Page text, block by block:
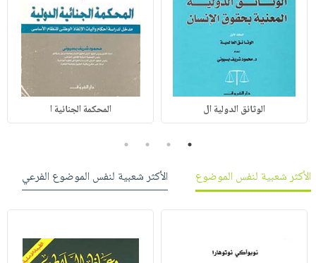
الوثائق الدولية ال المحكمة الجنائية ا
1
2
3
4
الأكثر شعبية لنفس الموضوع
الأكثر شعبية لنفس الموضوع الفرعي